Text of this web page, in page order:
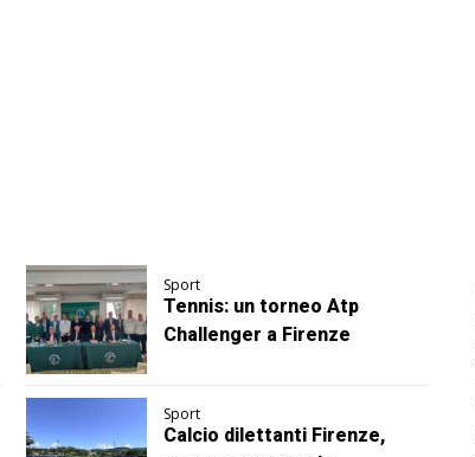
Sport
Tennis: un torneo Atp
Challenger a Firenze
Sport
Calcio dilettanti Firenze,